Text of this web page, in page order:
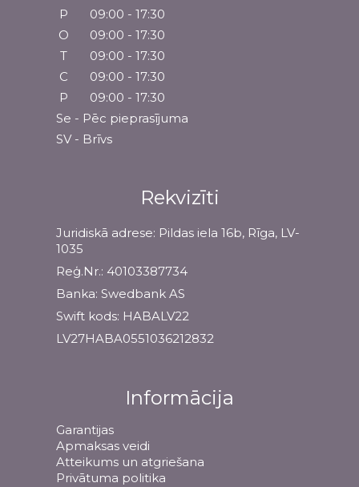
P
09:00 - 17:30
O
09:00 - 17:30
T
09:00 - 17:30
C
09:00 - 17:30
P
09:00 - 17:30
Se - Pēc pieprasījuma
SV - Brīvs
Rekvizīti
Juridiskā adrese: Pildas iela 16b, Rīga, LV-
1035
Reģ.Nr.: 40103387734
Banka: Swedbank AS
Swift kods: HABALV22
LV27HABA0551036212832
Informācija
Garantijas
Apmaksas veidi
Atteikums un atgriešana
Privātuma politika